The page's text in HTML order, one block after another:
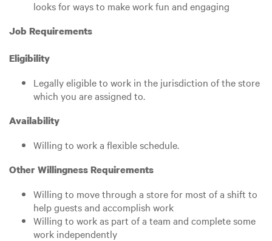
looks for ways to make work fun and engaging
Job Requirements
Eligibility
Legally eligible to work in the jurisdiction of the store
which you are assigned to.
Availability
Willing to work a flexible schedule.
Other Willingness Requirements
Willing to move through a store for most of a shift to
help guests and accomplish work
Willing to work as part of a team and complete some
work independently